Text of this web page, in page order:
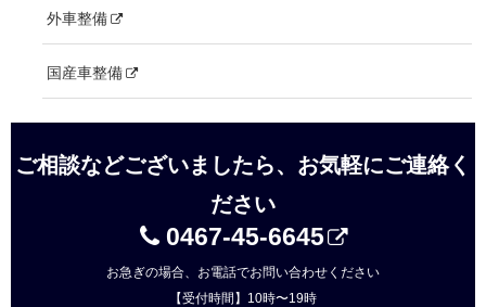
外車整備
国産車整備
ご相談などございましたら、お気軽にご連絡く
ださい
0467-45-6645
お急ぎの場合、お電話でお問い合わせください
【受付時間】10時〜19時